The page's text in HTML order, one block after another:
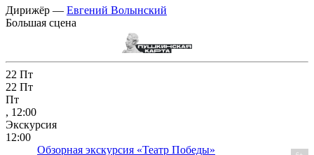
Дирижёр — Евгений Волынский
Большая сцена
22 Пт
22 Пт
Пт
, 12:00
Экскурсия
12:00
Обзорная экскурсия «Театр Победы»